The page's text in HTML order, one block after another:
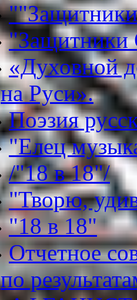
"Защитники
«Духовной
на Руси».
Поэзия
"Елец
/"18 в 18"/
"Творю,
"18 в 18"
Отчетное
по